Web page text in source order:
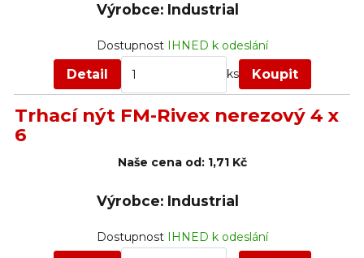
Výrobce: Industrial
DostupnostIHNED k odeslání
Detail ks Koupit
Trhací nýt FM-Rivex nerezový 4 x
6
Naše cena od:1,71 Kč
Výrobce: Industrial
DostupnostIHNED k odeslání